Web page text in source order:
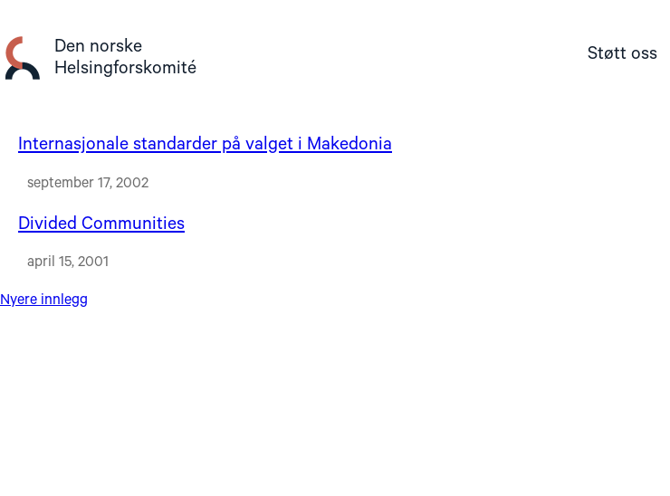
innhold
Den norske
Helsingforskomité
Støtt oss
Internasjonale standarder på valget i Makedonia
september 17, 2002
Divided Communities
april 15, 2001
Innleggnavigasjon
Nyere innlegg